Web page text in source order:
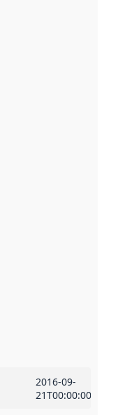
i dette
2016-09-
21T00:00:00Z